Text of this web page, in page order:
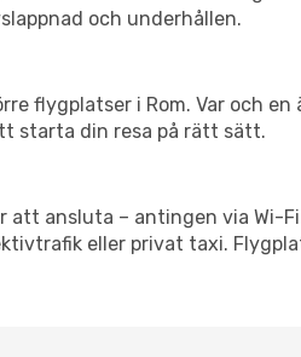
och underhållen.
flygplatser i Rom. Var och
starta din resa på rätt sätt.
att ansluta – antingen via
eller privat taxi.